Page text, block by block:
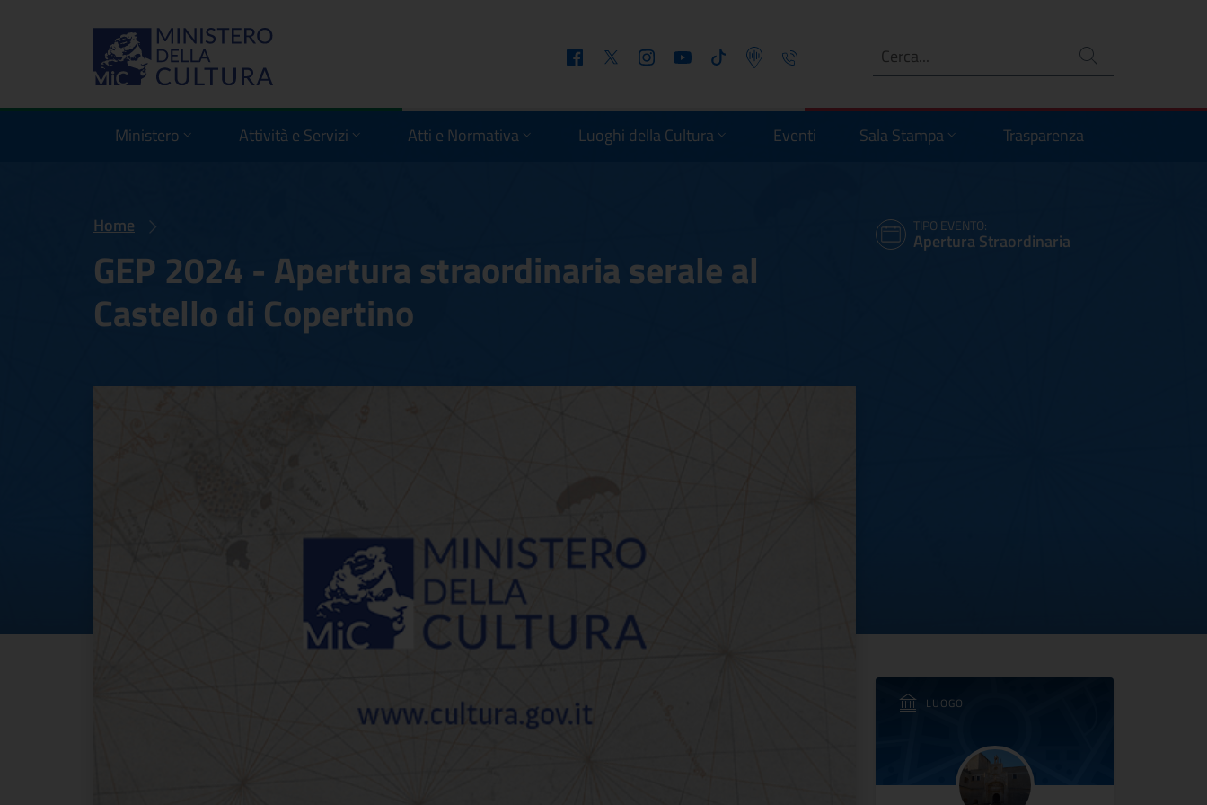
FacebookTwitter InstagramYoutube Tiktok Podcast Telefono Ricerca
Ministero Attività e Servizi Atti e Normativa Luoghi della Cultura Eventi Sala Stampa Trasparenza
Home
GEP 2024 - Apertura straordinaria serale al
Castello di Copertino
TIPO EVENTO:
Apertura Straordinaria
LUOGO